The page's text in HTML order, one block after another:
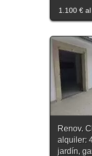
1.100 €
Renov.
alquiler:
jardín,